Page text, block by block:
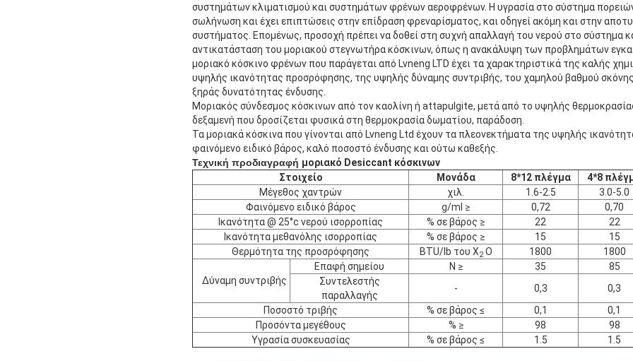
συστημάτων κλιματισμού και συστημάτων φρένων αεροφρένων. Η υγρασία στο σύστημα
σωλήνωση και έχει επιπτώσεις στην επίδραση φρεναρίσματος, και οδηγεί ακόμη και στην
συστήματος. Επομένως, προσοχή πρέπει να δοθεί στη συχνή απαλλαγή του νερού στο σύστημα
αντικατάσταση του μοριακού στεγνωτήρα κόσκινων, όπως η ανακάλυψη των προβλημάτων
μοριακό κόσκινο φρένων που παράγεται από Lvneng LTD έχει τα χαρακτηριστικά της καλής
υψηλής ικανότητας προσρόφησης, της υψηλής δύναμης συντριβής, του χαμηλού βαθμού
ξηράς δυνατότητας ένδυσης.
Μοριακός σύνδεσμος κόσκινων από τον καολίνη ή attapulgite, μετά από το υψηλής
δεξαμενή που δροσίζεται φυσικά στη θερμοκρασία δωματίου, παράδοση.
Τα μοριακά κόσκινα που γίνονται από Lvneng Ltd έχουν τα πλεονεκτήματα της υψηλής
φαινόμενο ειδικό βάρος, καλό ποσοστό ένδυσης και ούτω καθεξής.
Τεχνική προδιαγραφή μοριακό Desiccant κόσκινων
Στοιχείο
Μονάδα 8*12 πλέγμα
4*8
Μέγεθος χαντρών
χιλ. 1.6-2.5
3.0-5.0
Φαινόμενο ειδικό βάρος
g/ml ≥ 0,72
0,70
Ικανότητα @ 25°c νερού ισορροπίας
% σε βάρος ≥ 22
22
Ικανότητα μεθανόλης ισορροπίας
% σε βάρος ≥ 15
15
Θερμότητα της προσρόφησης
BTU/lb του Χ2Ο 1800 1800
Δύναμη συντριβής
Επαφή σημείου Ν ≥ 35
85
Συντελεστής
παραλλαγής
- 0,3
0,3
Ποσοστό τριβής
% σε βάρος ≤ 0,1
0,1
Προσόντα μεγέθους
% ≥ 98
98
Υγρασία συσκευασίας
% σε βάρος ≤ 1.5 1.5